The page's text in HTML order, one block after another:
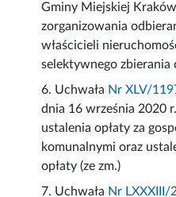
Gminy Miejskiej
zorganizowania
właścicieli
selektywnego
6. Uchwała Nr XLV/
dnia 16 września 2020
ustalenia opłaty za
komunalnymi oraz
opłaty (ze zm.)
7. Uchwała Nr LXXXIII/